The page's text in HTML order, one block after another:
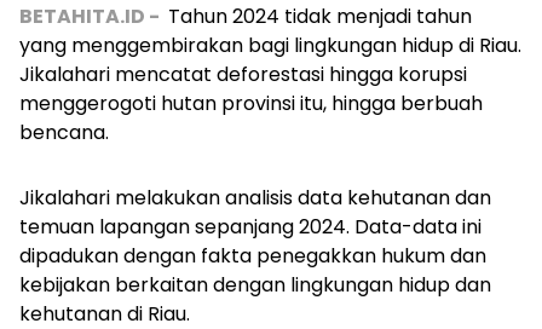
BETAHITA.ID - Tahun 2024 tidak menjadi tahun
yang menggembirakan bagi lingkungan hidup di Riau.
Jikalahari mencatat deforestasi hingga korupsi
menggerogoti hutan provinsi itu, hingga berbuah
bencana.
Jikalahari melakukan analisis data kehutanan dan
temuan lapangan sepanjang 2024. Data-data ini
dipadukan dengan fakta penegakkan hukum dan
kebijakan berkaitan dengan lingkungan hidup dan
kehutanan di Riau.